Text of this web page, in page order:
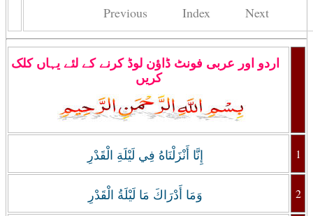
Previous Index Next
اردو اور عربی فونٹ ڈاؤن لوڈ کرنے کے لئے یہاں کلک
کریں
إِنَّا أَنْزَلْنَاهُ فِي لَيْلَةِ الْقَدْرِ 1
وَمَا أَدْرَاكَ مَا لَيْلَةُ الْقَدْرِ 2